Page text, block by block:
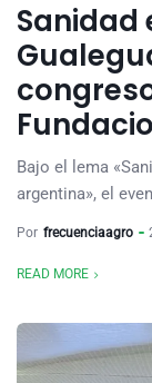
Sanidad
Bajo el lema
argentina», el
Por frecuenciaagro
READ MORE